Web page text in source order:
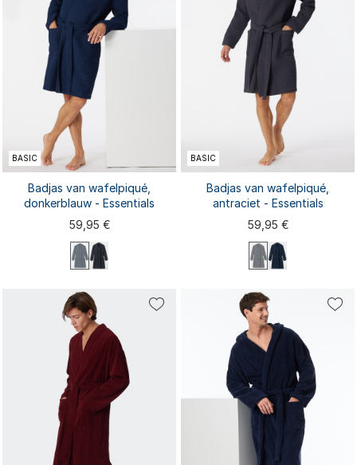
BASIC
48/50 52/54
Badjas van wafelpiqué,
donkerblauw - Essentials
59,95 €
BASIC
48/50 52/54
Badjas van wafelpiqué,
antraciet - Essentials
59,95 €